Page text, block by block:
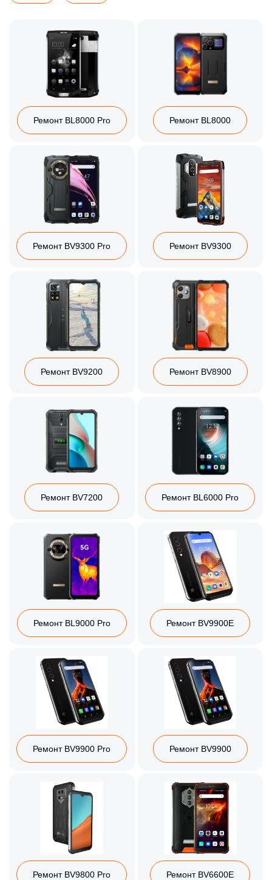
Ремонт BL8000 Pro Ремонт BL8000
Ремонт BV9300 Pro Ремонт BV9300
Ремонт BV9200 Ремонт BV8900
Ремонт BV7200 Ремонт BL6000 Pro
Ремонт BL9000 Pro Ремонт BV9900E
Ремонт BV9900 Pro Ремонт BV9900
Ремонт BV9800 Pro Ремонт BV6600E